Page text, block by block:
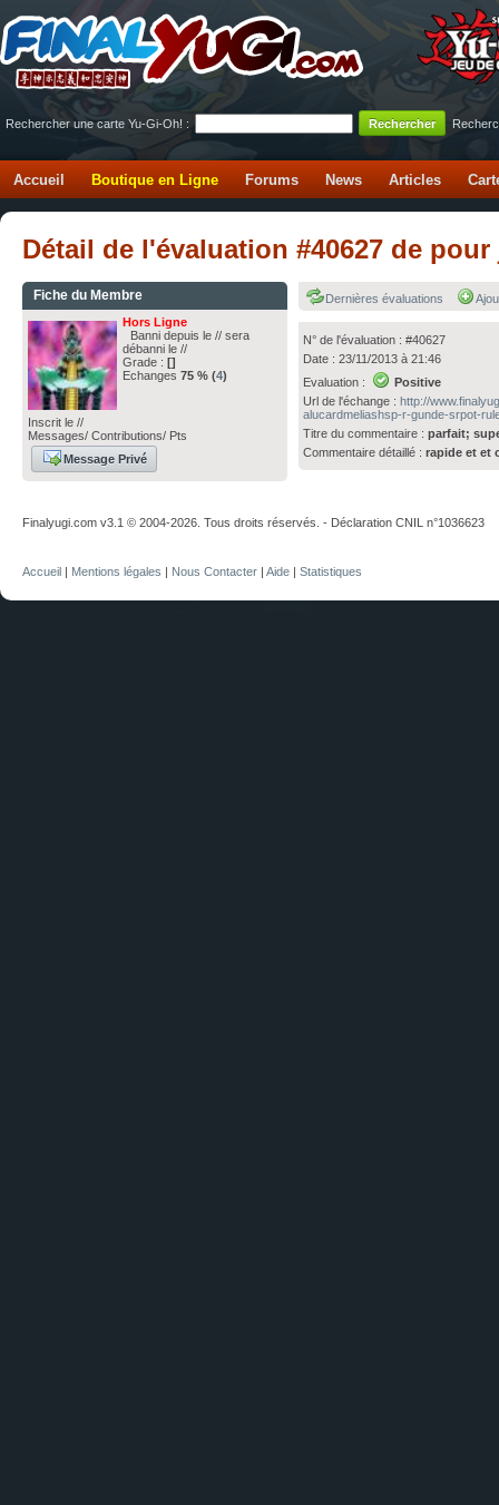
Rechercher une carte Yu-Gi-Oh! :
Accueil Boutique en Ligne Forums News Articles
Détail de l'évaluation #40627 de pour
Fiche du Membre
Hors Ligne
Banni depuis le // sera
débanni le //
Grade : []
Echanges 75 % (4)
Inscrit le //
Messages/ Contributions/ Pts
Message Privé
Dernières évaluations
N° de l'évaluation : #40627
Date : 23/11/2013 à 21:46
Evaluation :
Positive
Url de l'échange :http://
alucardmeliashsp-r-gunde-srpot-
Titre du commentaire :parfait;
Commentaire détaillé :rapide et et
Finalyugi.com v3.1 © 2004-2026. Tous droits réservés. - Déclaration CNIL n°1036623
Accueil | Mentions légales | Nous Contacter | Aide | Statistiques